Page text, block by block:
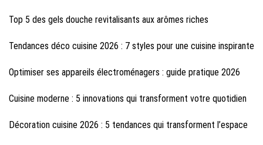
Top 5 des gels douche revitalisants aux arômes riches
Tendances déco cuisine 2026 : 7 styles pour une cuisine inspirante
Optimiser ses appareils électroménagers : guide pratique 2026
Cuisine moderne : 5 innovations qui transforment votre quotidien
Décoration cuisine 2026 : 5 tendances qui transforment l’espace